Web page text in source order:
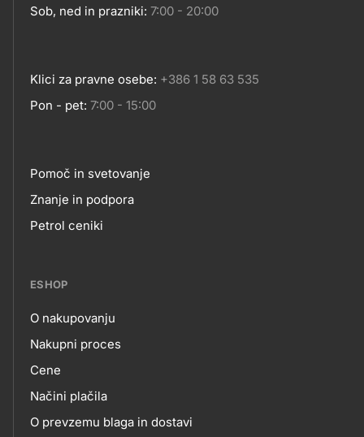
Sob, ned in prazniki: 7:00 - 20:00
Klici za pravne osebe: +386 1 58 63 535
Pon - pet: 7:00 - 15:00
Footer
links
Pomoč in svetovanje
Znanje in podpora
Petrol ceniki
ESHOP
eshop
O nakupovanju
Nakupni proces
Cene
Načini plačila
O prevzemu blaga in dostavi